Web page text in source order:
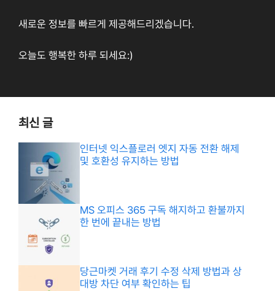
새로운 정보를 빠르게 제공해드리겠습니다.
오늘도 행복한 하루 되세요:)
최신 글
인터넷 익스플로러 엣지 자동 전환 해제
및 호환성 유지하는 방법
MS 오피스 365 구독 해지하고 환불까지
한 번에 끝내는 방법
당근마켓 거래 후기 수정 삭제 방법과 상
대방 차단 여부 확인하는 팁